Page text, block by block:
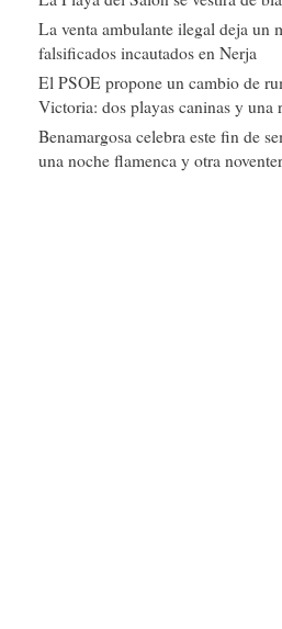
La venta ambulante ilegal deja un
falsificados incautados en Nerja
El PSOE propone un cambio de
Victoria: dos playas caninas y una
Benamargosa celebra este fin de
una noche flamenca y otra